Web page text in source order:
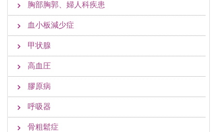
胸部胸郭、婦人科疾患
血小板減少症
甲状腺
高血圧
膠原病
呼吸器
骨粗鬆症